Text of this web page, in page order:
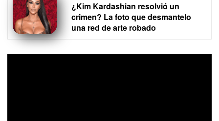
¿Kim Kardashian resolvió un
crimen? La foto que desmantelo
una red de arte robado